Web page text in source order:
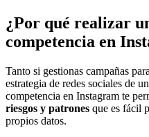
¿Por qué realizar
competencia en
Tanto si gestionas campañas
estrategia de redes sociales de
competencia en Instagram te
riesgos y patrones que es fácil
propios datos.